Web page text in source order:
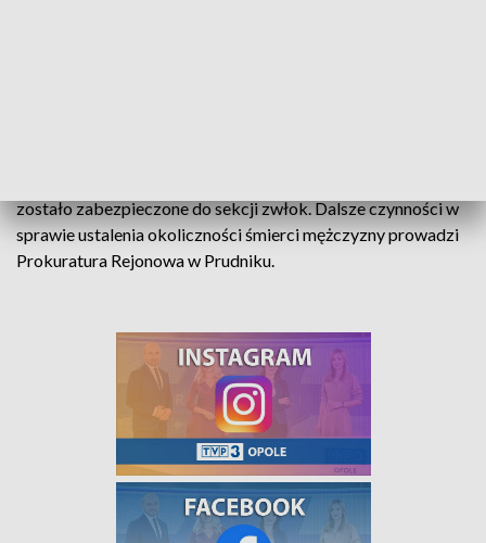
zostało zabezpieczone do sekcji zwłok. Dalsze czynności w
sprawie ustalenia okoliczności śmierci mężczyzny prowadzi
Prokuratura Rejonowa w Prudniku.